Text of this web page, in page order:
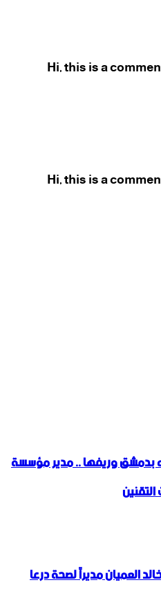
Hi, this is a
Hi, this is a
بدمشق وريفها .. مدير مؤسسة
العميان مديراً لصحة درعا